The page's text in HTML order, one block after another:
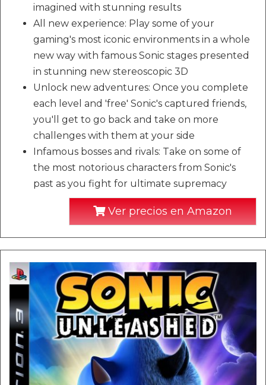
imagined with stunning results
All new experience: Play some of your
gaming's most iconic environments in a whole
new way with famous Sonic stages presented
in stunning new stereoscopic 3D
Unlock new adventures: Once you complete
each level and 'free' Sonic's captured friends,
you'll get to go back and take on more
challenges with them at your side
Infamous bosses and rivals: Take on some of
the most notorious characters from Sonic's
past as you fight for ultimate supremacy
Ver precios en Amazon